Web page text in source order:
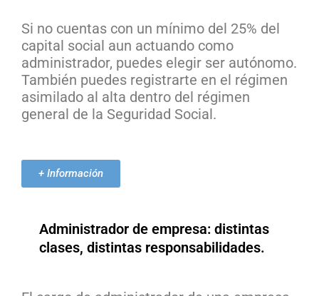
Si no cuentas con un mínimo del 25% del
capital social aun actuando como
administrador, puedes elegir ser autónomo.
También puedes registrarte en el régimen
asimilado al alta dentro del régimen
general de la Seguridad Social.
+ Información
Administrador de empresa: distintas
clases, distintas responsabilidades.